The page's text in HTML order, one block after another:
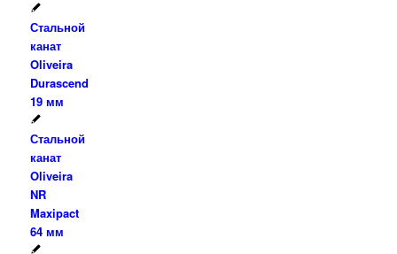
Стальной
канат
Oliveira
Durascend
19 мм
Стальной
канат
Oliveira
NR
Maxipact
64 мм